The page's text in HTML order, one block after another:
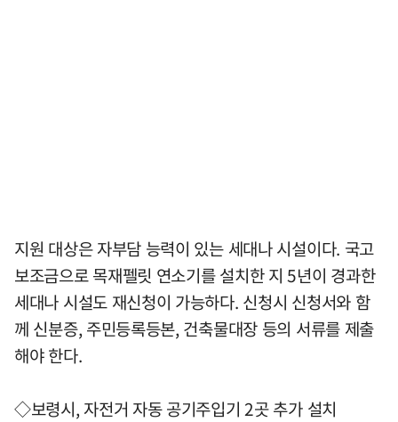
지원 대상은 자부담 능력이 있는 세대나 시설이다. 국고
보조금으로 목재펠릿 연소기를 설치한 지 5년이 경과한
세대나 시설도 재신청이 가능하다. 신청시 신청서와 함
께 신분증, 주민등록등본, 건축물대장 등의 서류를 제출
해야 한다.
◇보령시, 자전거 자동 공기주입기 2곳 추가 설치